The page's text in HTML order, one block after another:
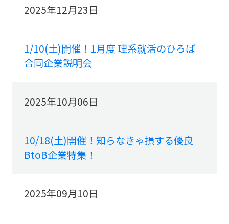
2025年12月23日
1/10(土)開催！1月度 理系就活のひろば｜
合同企業説明会
2025年10月06日
10/18(土)開催！知らなきゃ損する優良
BtoB企業特集！
2025年09月10日